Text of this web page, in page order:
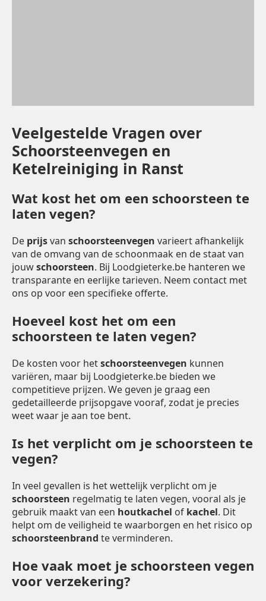
Veelgestelde Vragen over
Schoorsteenvegen en
Ketelreiniging in Ranst
Wat kost het om een schoorsteen te
laten vegen?
De prijsvan schoorsteenvegen varieert afhankelijk
van de omvang van de schoonmaak en de staat van
jouwschoorsteen. Bij Loodgieterke.be hanteren we
transparante en eerlijke tarieven. Neem contact met
ons op voor een specifieke offerte.
Hoeveel kost het om een
schoorsteen te laten vegen?
De kosten voor hetschoorsteenvegen kunnen
variëren, maar bij Loodgieterke.be bieden we
competitieve prijzen. We geven je graag een
gedetailleerde prijsopgave vooraf, zodat je precies
weet waar je aan toe bent.
Is het verplicht om je schoorsteen te
vegen?
In veel gevallen is het wettelijk verplicht om je
schoorsteen regelmatig te laten vegen, vooral als je
gebruik maakt van een houtkachel of kachel. Dit
helpt om de veiligheid te waarborgen en het risico op
schoorsteenbrand te verminderen.
Hoe vaak moet je schoorsteen vegen
voor verzekering?